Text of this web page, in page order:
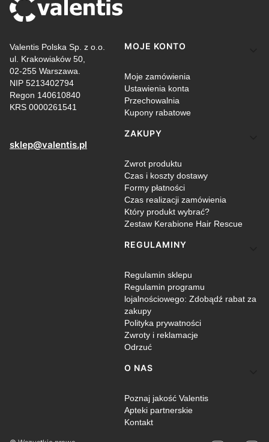
Valentis Polska Sp. z o.o.
ul. Krakowiaków 50,
02-255 Warszawa.
NIP 5213402794
Regon 140610840
KRS 0000261541
sklep@valentis.pl
Linki w stopce
MOJE KONTO
Moje zamówienia
Ustawienia konta
Przechowalnia
Kupony rabatowe
ZAKUPY
Zwrot produktu
Czas i koszty dostawy
Formy płatności
Czas realizacji zamówienia
Który produkt wybrać?
Zestaw Kerabione Hair Rescue
REGULAMINY
Regulamin sklepu
Regulamin programu
lojalnościowego: Zdobądź rabat za
zakupy
Polityka prywatności
Zwroty i reklamacje
Odrzuć
O NAS
Poznaj jakość Valentis
Apteki partnerskie
Kontakt